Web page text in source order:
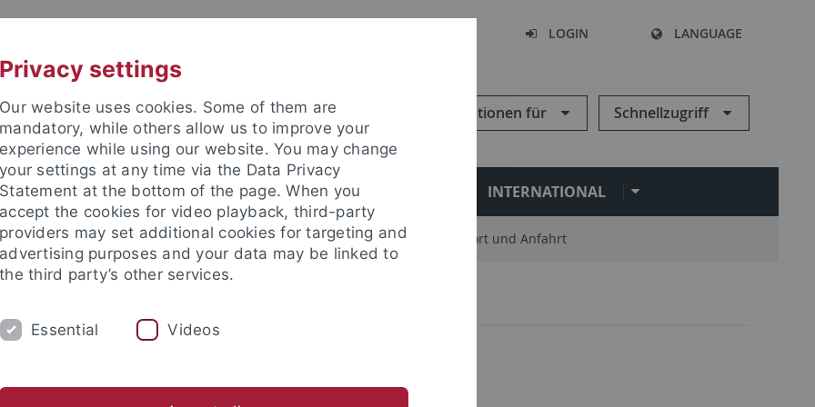
LOGIN LANGUAGE
Informationen für Schnellzugriff
STUDIUM FORSCHUNG EINRICHTUNGEN INTERNATIONAL
und Publikationen Campusleben Im Dialog Karriere Standort und Anfahrt
Privacy settings
Our website uses cookies. Some of them are
mandatory, while others allow us to improve your
experience while using our website. You may change
your settings at any time via the Data Privacy
Statement at the bottom of the page. When you
accept the cookies for video playback, third-party
providers may set additional cookies for targeting and
advertising purposes and your data may be linked to
the third party’s other services.
Essential Videos